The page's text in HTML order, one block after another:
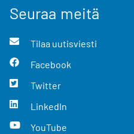
Seuraa meitä
Tilaa uutisviesti
Facebook
Twitter
LinkedIn
YouTube